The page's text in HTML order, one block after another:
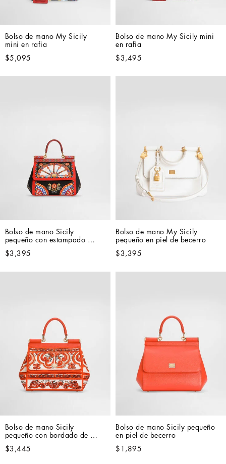
Bolso de mano My Sicily
mini en rafia
$5,095
Bolso de mano My Sicily mini
en rafia
$3,495
Bolso de mano Sicily
pequeño con estampado
$3,395
Bolso de mano My Sicily
pequeño en piel de becerro
$3,395
Bolso de mano Sicily
pequeño con bordado de
$3,445
Bolso de mano Sicily pequeño
en piel de becerro
$1,895